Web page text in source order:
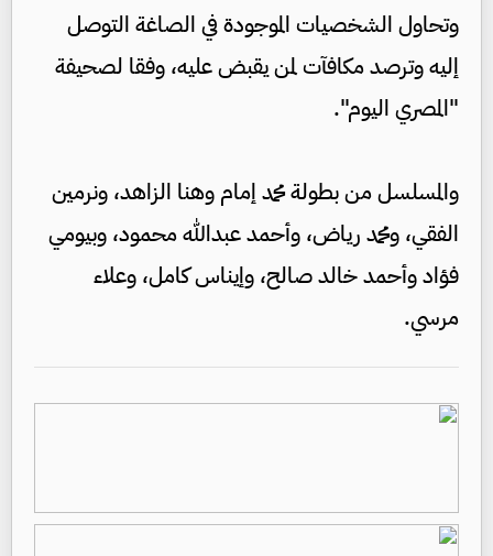
وتحاول الشخصيات الموجودة في الصاغة التوصل
إليه وترصد مكافآت لمن يقبض عليه، وفقا لصحيفة
"المصري اليوم".
والمسلسل من بطولة محمد إمام وهنا الزاهد، ونرمين
الفقي، ومحمد رياض، وأحمد عبدالله محمود، وبيومي
فؤاد وأحمد خالد صالح، وإيناس كامل، وعلاء
مرسي.